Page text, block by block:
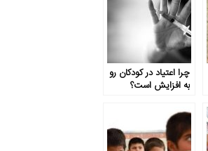
چرا اعتیاد در کودکان رو
به افزایش است؟